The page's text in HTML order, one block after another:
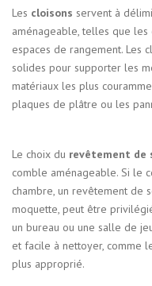
Les cloisons servent à
aménageable, telles que
espaces de rangement. Les
solides pour supporter les
matériaux les plus
plaques de plâtre ou les
Le choix du revêtement de
comble aménageable. Si le
chambre, un revêtement de
moquette, peut être
un bureau ou une salle de
et facile à nettoyer, comme
plus approprié.